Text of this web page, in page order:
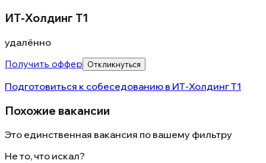
ИТ-Холдинг Т1
удалённо
Получить оффер
Откликнуться
Подготовиться к собеседованию в ИТ-Холдинг Т1
Похожие вакансии
Это единственная вакансия по вашему фильтру
Не то, что искал?